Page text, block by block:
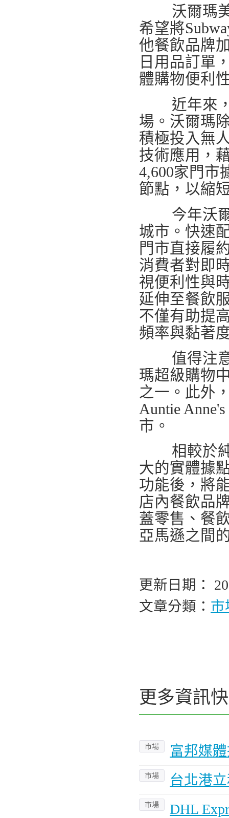
沃爾瑪美
希望將
他餐飲品牌
日用品訂單
體購物便利
近年來，
場。沃爾瑪
積極投入無
技術應用，
4,600家門市
節點，以縮
今年沃爾
城市。快速
門市直接履
消費者對即
視便利性與
延伸至餐飲
不僅有助提
頻率與黏著
值得注意
瑪超級購物
之一。此外
Auntie
市。
相較於純
大的實體據
功能後，將
店內餐飲品
蓋零售、餐
亞馬遜之間
更新日期：
文章分類： 市
更多資訊
市場 富邦媒
市場 台北港
市場 DHL